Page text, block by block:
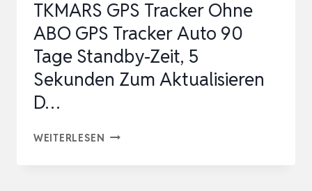
TKMARS GPS Tracker Ohne
ABO GPS Tracker Auto 90
Tage Standby-Zeit, 5
Sekunden Zum Aktualisieren
D…
WEITERLESEN TKMARS